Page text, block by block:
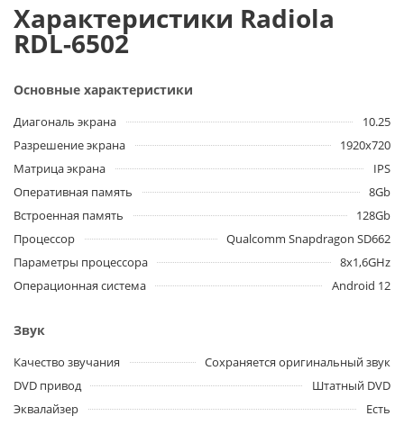
Характеристики Radiola
RDL-6502
Основные характеристики
Диагональ экрана
10.25
Разрешение экрана
1920x720
Матрица экрана
IPS
Оперативная память
8Gb
Встроенная память
128Gb
Процессор
Qualcomm Snapdragon SD662
Параметры процессора
8x1,6GHz
Операционная система
Android 12
Звук
Качество звучания
Сохраняется оригинальный звук
DVD привод
Штатный DVD
Эквалайзер
Есть